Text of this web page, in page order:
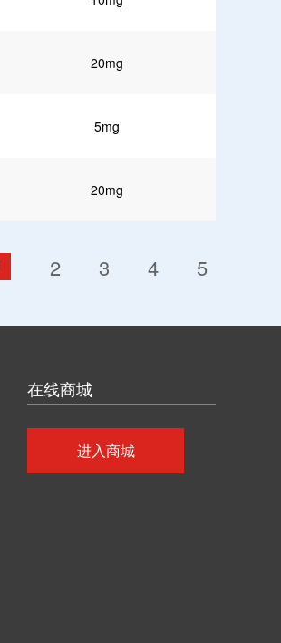
20mg
5mg
20mg
2 3 4 5
在线商城
进入商城